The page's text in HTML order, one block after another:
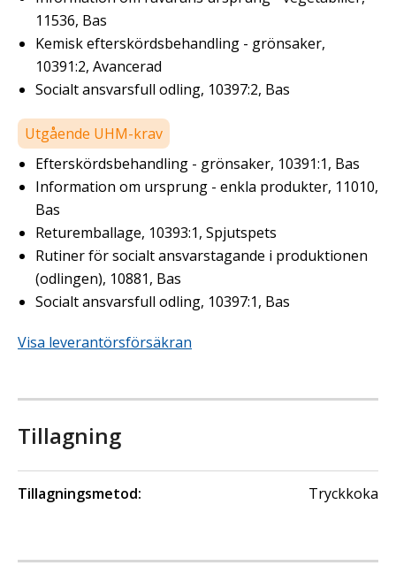
11536, Bas
Kemisk efterskördsbehandling - grönsaker,
10391:2, Avancerad
Socialt ansvarsfull odling, 10397:2, Bas
Utgående UHM-krav
Efterskördsbehandling - grönsaker, 10391:1, Bas
Information om ursprung - enkla produkter, 11010,
Bas
Returemballage, 10393:1, Spjutspets
Rutiner för socialt ansvarstagande i produktionen
(odlingen), 10881, Bas
Socialt ansvarsfull odling, 10397:1, Bas
Visa leverantörsförsäkran
Tillagning
Tillagningsmetod: Tryckkoka